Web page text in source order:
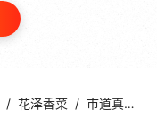
/ 花泽香菜 / 市道真央